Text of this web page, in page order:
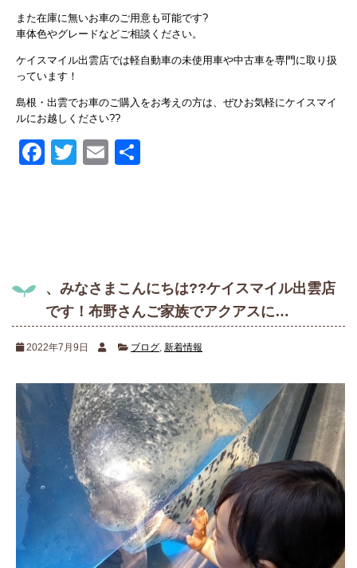
また在庫に無いお車のご用意も可能です?
車体色やグレードなどご相談ください。
ケイスマイル出雲店では軽自動車の未使用車や中古車を専門に取り扱
っています！
島根・出雲でお車のご購入をお考えの方は、ぜひお気軽にケイスマイ
ルにお越しください??
Facebook
TwitterEmail
、みなさまこんにちは??ケイスマイル出雲店
です！布野さんご家族でアクアスに…
2022年7月9日 ブログ 新着情報